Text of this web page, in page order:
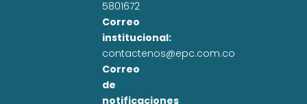
5801672
Correo
institucional:
contactenos@epc.com.co
Correo
de
notificaciones